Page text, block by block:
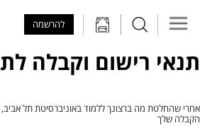
להרשמה
תנאי רישום וקבלה
אחרי שהחלטת מה ברצונך ללמוד באוניברסיטת תל אביב,
הקבלה שלך